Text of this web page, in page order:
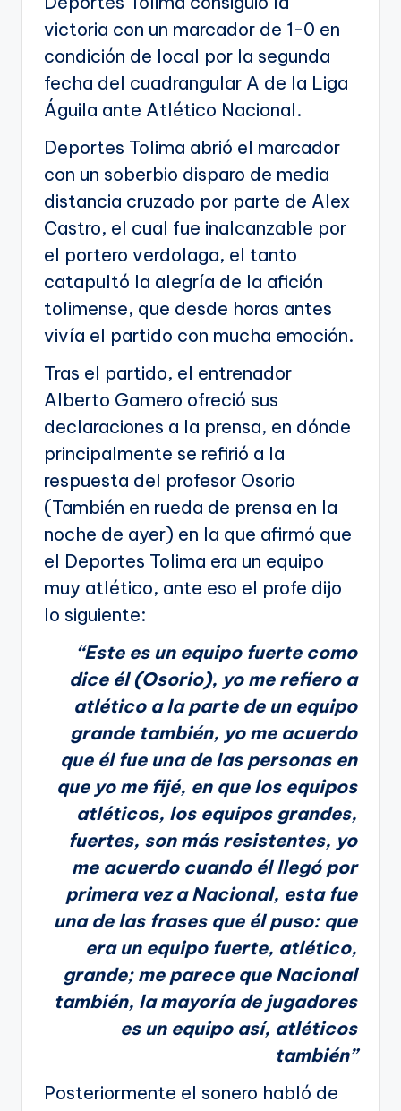
victoria con un marcador de 1-0 en
condición de local por la segunda
fecha del cuadrangular A de la Liga
Águila ante Atlético Nacional.
Deportes Tolima abrió el marcador
con un soberbio disparo de media
distancia cruzado por parte de Alex
Castro, el cual fue inalcanzable por
el portero verdolaga, el tanto
catapultó la alegría de la afición
tolimense, que desde horas antes
vivía el partido con mucha emoción.
Tras el partido, el entrenador
Alberto Gamero ofreció sus
declaraciones a la prensa, en dónde
principalmente se refirió a la
respuesta del profesor Osorio
(También en rueda de prensa en la
noche de ayer) en la que afirmó que
el Deportes Tolima era un equipo
muy atlético, ante eso el profe dijo
lo siguiente:
“Este es un equipo fuerte como
dice él (Osorio), yo me refiero a
atlético a la parte de un equipo
grande también, yo me acuerdo
que él fue una de las personas en
que yo me fijé, en que los equipos
atléticos, los equipos grandes,
fuertes, son más resistentes, yo
me acuerdo cuando él llegó por
primera vez a Nacional, esta fue
una de las frases que él puso: que
era un equipo fuerte, atlético,
grande; me parece que Nacional
también, la mayoría de jugadores
es un equipo así, atléticos
también”
Posteriormente el sonero habló de